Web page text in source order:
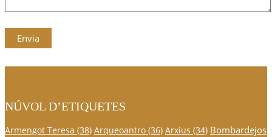
NÚVOL D’ETIQUETES
Armengot Teresa (38) Arqueoantro (36) Arxius (34) Bombardejos